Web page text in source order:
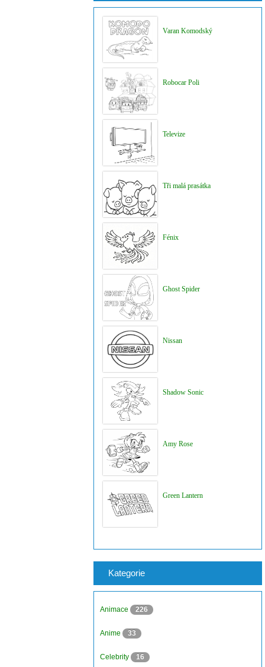
Varan Komodský
Robocar Poli
Televize
Tři malá prasátka
Fénix
Ghost Spider
Nissan
Shadow Sonic
Amy Rose
Green Lantern
Kategorie
Animace 226
Anime 33
Celebrity 16